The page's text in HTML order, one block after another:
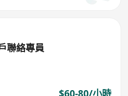
聯絡專員